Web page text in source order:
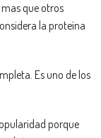
que otros
la proteína
Es uno de los
porque